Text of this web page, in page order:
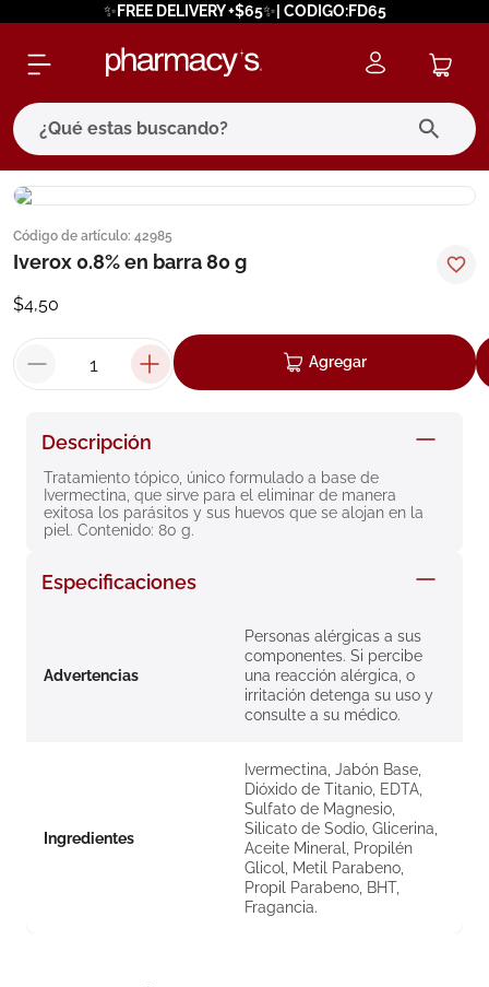
✨FREE DELIVERY +$65✨| CODIGO:FD65
¿Qué estas buscando?
Código de artículo: 42985
Iverox 0.8% en barra 80 g
$4,50
Agregar
Descripción
Tratamiento tópico, único formulado a base de
Ivermectina, que sirve para el eliminar de manera
exitosa los parásitos y sus huevos que se alojan en la
piel. Contenido: 80 g.
Especificaciones
Advertencias
Personas alérgicas a sus
componentes. Si percibe
una reacción alérgica, o
irritación detenga su uso y
consulte a su médico.
Ingredientes
Ivermectina, Jabón Base,
Dióxido de Titanio, EDTA,
Sulfato de Magnesio,
Silicato de Sodio, Glicerina,
Aceite Mineral, Propilén
Glicol, Metil Parabeno,
Propil Parabeno, BHT,
Fragancia.
términos más buscados
1. eucerin
pilexil
5. cerave
6 degraler
7. isdin
8. roche posay
10.pañales